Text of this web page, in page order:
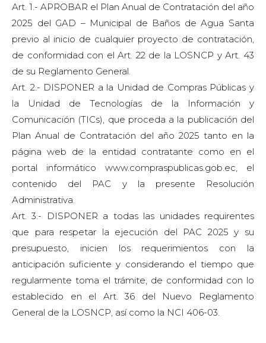
Art. 1.- APROBAR el Plan Anual de Contratación del año
2025 del GAD – Municipal de Baños de Agua Santa
previo al inicio de cualquier proyecto de contratación,
de conformidad con el Art. 22 de la LOSNCP y Art. 43
de su Reglamento General.
Art. 2.- DISPONER a la Unidad de Compras Públicas y
la Unidad de Tecnologías de la Información y
Comunicación (TICs), que proceda a la publicación del
Plan Anual de Contratación del año 2025 tanto en la
página web de la entidad contratante como en el
portal informático www.compraspublicas.gob.ec, el
contenido del PAC y la presente Resolución
Administrativa.
Art. 3.- DISPONER a todas las unidades requirentes
que para respetar la ejecución del PAC 2025 y su
presupuesto, inicien los requerimientos con la
anticipación suficiente y considerando el tiempo que
regularmente toma el trámite, de conformidad con lo
establecido en el Art. 36 del Nuevo Reglamento
General de la LOSNCP, así como la NCI 406-03.